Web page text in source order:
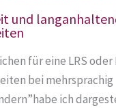
und
für eine LRS oder
bei mehrsprachig
ich